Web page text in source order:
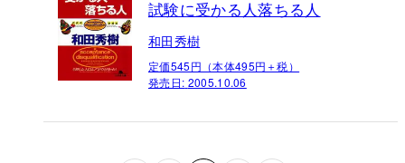
試験に受かる人落ちる人
和田秀樹
定価545円（本体495円＋税）
発売日: 2005.10.06